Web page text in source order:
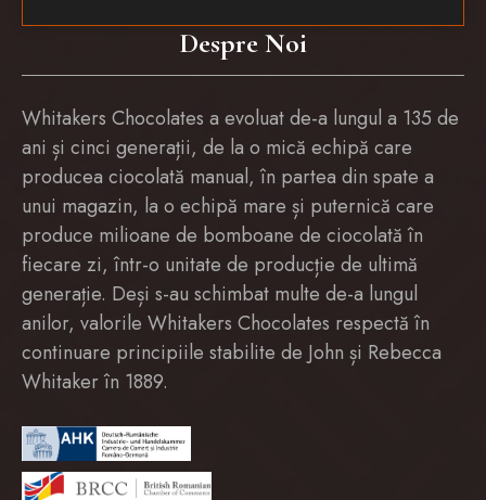
Despre Noi
Whitakers Chocolates a evoluat de-a lungul a 135 de
ani și cinci generații, de la o mică echipă care
producea ciocolată manual, în partea din spate a
unui magazin, la o echipă mare și puternică care
produce milioane de bomboane de ciocolată în
fiecare zi, într-o unitate de producție de ultimă
generație. Deși s-au schimbat multe de-a lungul
anilor, valorile Whitakers Chocolates respectă în
continuare principiile stabilite de John și Rebecca
Whitaker în 1889.